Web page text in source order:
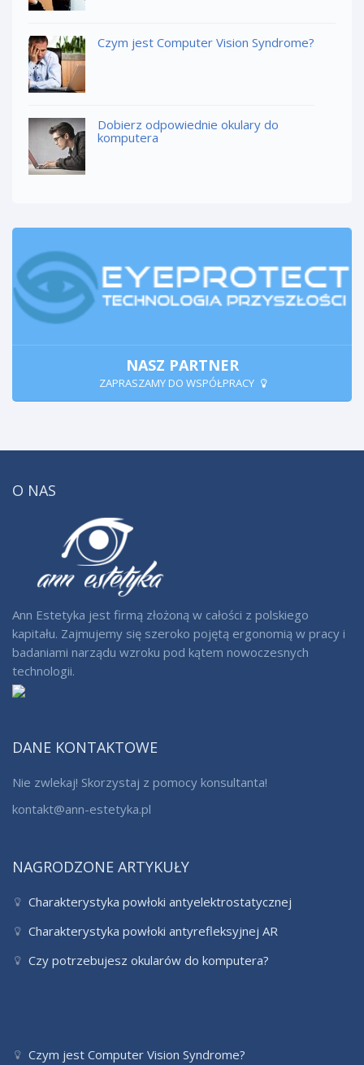
Czym jest Computer Vision Syndrome?
Dobierz odpowiednie okulary do
komputera
NASZ PARTNER
ZAPRASZAMY DO WSPÓŁPRACY
O NAS
Ann Estetyka jest firmą złożoną w całości z polskiego
kapitału. Zajmujemy się szeroko pojętą ergonomią w pracy i
badaniami narządu wzroku pod kątem nowoczesnych
technologii.
DANE KONTAKTOWE
Nie zwlekaj! Skorzystaj z pomocy konsultanta!
kontakt@ann-estetyka.pl
NAGRODZONE ARTYKUŁY
Charakterystyka powłoki antyelektrostatycznej
Charakterystyka powłoki antyrefleksyjnej AR
Czy potrzebujesz okularów do komputera?
Czym jest Computer Vision Syndrome?